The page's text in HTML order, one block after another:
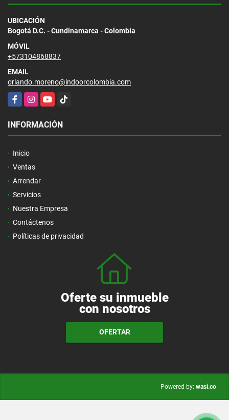
UBICACIÓN
Bogotá D.C. - Cundinamarca - Colombia
MÓVIL
+573104868837
EMAIL
orlando.moreno@indoorcolombia.com
FacebookInstagramYouTubeTikTok
INFORMACIÓN
Inicio
Ventas
Arrendar
Servicios
Nuestra Empresa
Contáctenos
Políticas de privacidad
Oferte su inmueble
con nosotros
OFERTAR
Powered by: wasi.co